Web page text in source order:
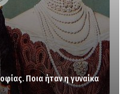
Ποια ήταν η γυναίκα